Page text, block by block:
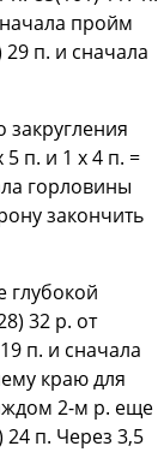
начала пройм
п. и сначала
п. и 1 х 4 п. =
горловины
закончить
глубокой
32 р. от
п. и сначала
краю для
2-м р. еще
24 п. Через 3,5